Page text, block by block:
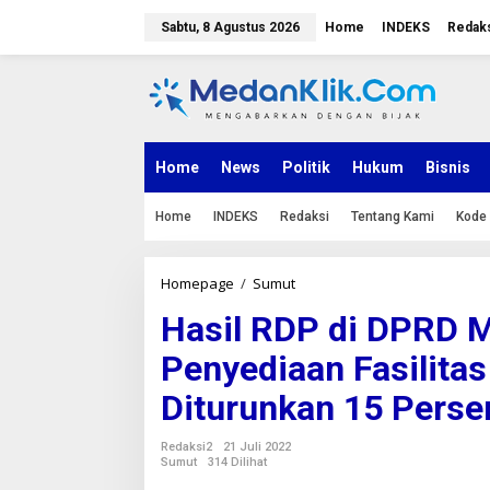
Sabtu, 8 Agustus 2026 Home INDEKS
Home News Politik Hukum Bisnis
Home INDEKS Redaksi Tentang Kami
Homepage / Sumut
s
l
R
D
P
Hasil RDP di DPRD
Penyediaan
Diturunkan 15
Redaksi2
21 Juli 2022
Sumut
314 Dilihat